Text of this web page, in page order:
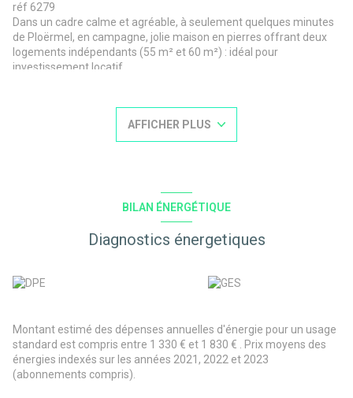
réf 6279
Dans un cadre calme et agréable, à seulement quelques minutes
de Ploërmel, en campagne, jolie maison en pierres offrant deux
logements indépendants (55 m² et 60 m²) : idéal pour
investissement locatif.
A l'étage : 2 chambres, salle d'eau, wc.
Chaque maison dispose de son garage attenant, de son jardin clos
Montant estimé des dépenses annuelles d'énergie pour un usage
standard : entre 1330 € et 1830 € par an. Prix moyens des
énergies indexés sur les années 2021, 2022, 2023 (abonnements
disponibles sur le site Géorisques : www.georisques.gouv.fr
Prix : 243 800 € (honoraires d'agence charge acquéreur inclus, soit
AFFICHER PLUS
BILAN ÉNERGÉTIQUE
Diagnostics énergetiques
Montant estimé des dépenses annuelles d'énergie pour un usage
standard est compris entre 1 330 € et 1 830 € . Prix moyens des
énergies indexés sur les années 2021, 2022 et 2023
(abonnements compris).